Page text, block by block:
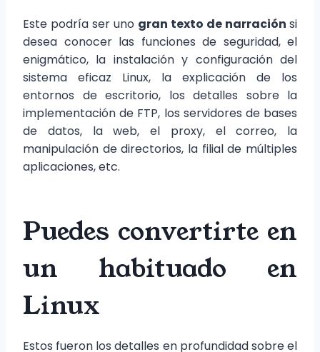
Este podría ser uno gran texto de narración si
desea conocer las funciones de seguridad, el
enigmático, la instalación y configuración del
sistema eficaz Linux, la explicación de los
entornos de escritorio, los detalles sobre la
implementación de FTP, los servidores de bases
de datos, la web, el proxy, el correo, la
manipulación de directorios, la filial de múltiples
aplicaciones, etc.
Puedes convertirte en
un habituado en
Linux
Estos fueron los detalles en profundidad sobre el